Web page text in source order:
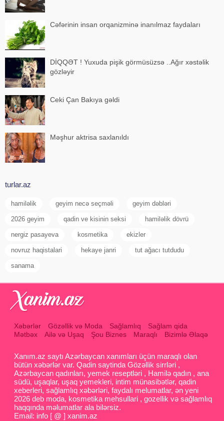
Cəfərinin insan orqanizminə inanılmaz faydaları
DİQQƏT ! Yuxuda pişik görmüsüzsə ..Ağır xəstəlik
gözləyir
Ceki Çan Bakıya gəldi
Məşhur aktrisa saxlanıldı
turlar.az
hamiləlik geyim necə seçməli geyim dəbləri
2026 geyim qadin ve kisinin seksi hamiləlik dövrü
nergiz pasayeva kosmetika ekizler
novruz haqistalari hekaye janri tut ağacı tutdudu
sanama
Xəbərlər Gözəllik və Moda Sağlamlıq
Sağlam qida
Mətbəx
Ailə və Uşaq Şou Biznes Maraqlı Bizimlə Əlaqə
Xanım.az saytı Azərbaycan xanımları üçün maraqlı olan
bütün xəbərlər var. Qadin saytinda Gözəllik sirrləri ,
Azərbaycan qadınları, yemek reseptləri , Hamilə qadın , ana
südü, uşaqlar, uşaq yemekleri, intim münasibətlər, qadin
xeberleri, sağlamlıq xəbərləri, faydalı melumatlar, ən yeni
2026 deb moda, kosmetika mehsullari , gozellik və sağlamlıq
haqqında məlumatlar ala bilərsiz.
Email: info [ @ ] xanim.az